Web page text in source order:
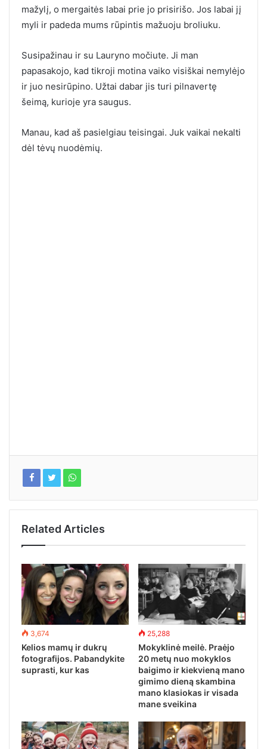
mažylį, o mergaitės labai prie jo prisirišo. Jos labai jį
myli ir padeda mums rūpintis mažuoju broliuku.
Susipažinau ir su Lauryno močiute. Ji man
papasakojo, kad tikroji motina vaiko visiškai nemylėjo
ir juo nesirūpino. Užtai dabar jis turi pilnavertę
šeimą, kurioje yra saugus.
Manau, kad aš pasielgiau teisingai. Juk vaikai nekalti
dėl tėvų nuodėmių.
Related Articles
3,674
Kelios mamų ir dukrų
fotografijos. Pabandykite
suprasti, kur kas
25,288
Mokyklinė meilė. Praėjo
20 metų nuo mokyklos
baigimo ir kiekvieną mano
gimimo dieną skambina
mano klasiokas ir visada
mane sveikina